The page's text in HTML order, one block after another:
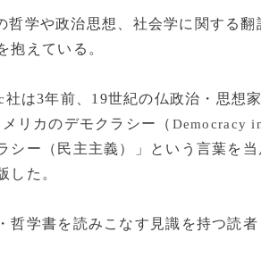
学や政治思想、社会学に関する翻
抱えている。
社は3年前、19世紀の仏政治・思想
リカのデモクラシー（ Democracy
ー（民主主義）」という言葉を当
した。
学書を読みこなす見識を持つ読者